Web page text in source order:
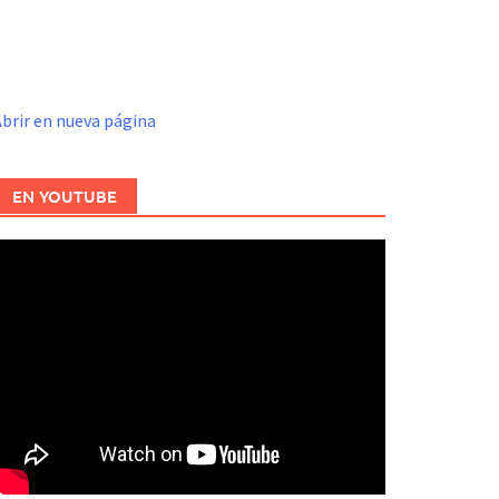
en nueva página
EN YOUTUBE